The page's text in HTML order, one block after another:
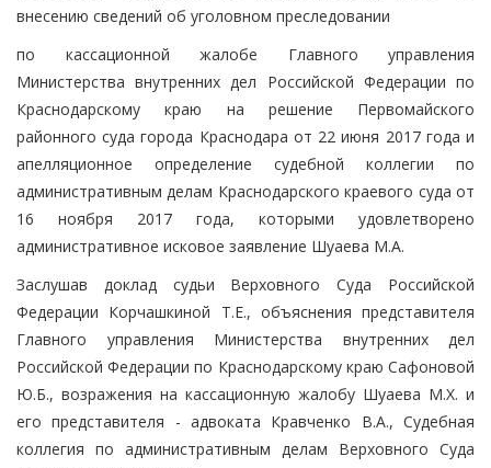
внесению сведений об уголовном преследовании
по кассационной жалобе Главного управления
Министерства внутренних дел Российской Федерации по
Краснодарскому краю на решение Первомайского
районного суда города Краснодара от 22 июня 2017 года и
апелляционное определение судебной коллегии по
административным делам Краснодарского краевого суда от
16 ноября 2017 года, которыми удовлетворено
административное исковое заявление Шуаева М.А.
Заслушав доклад судьи Верховного Суда Российской
Федерации Корчашкиной Т.Е., объяснения представителя
Главного управления Министерства внутренних дел
Российской Федерации по Краснодарскому краю Сафоновой
Ю.Б., возражения на кассационную жалобу Шуаева М.Х. и
его представителя - адвоката Кравченко В.А., Судебная
коллегия по административным делам Верховного Суда